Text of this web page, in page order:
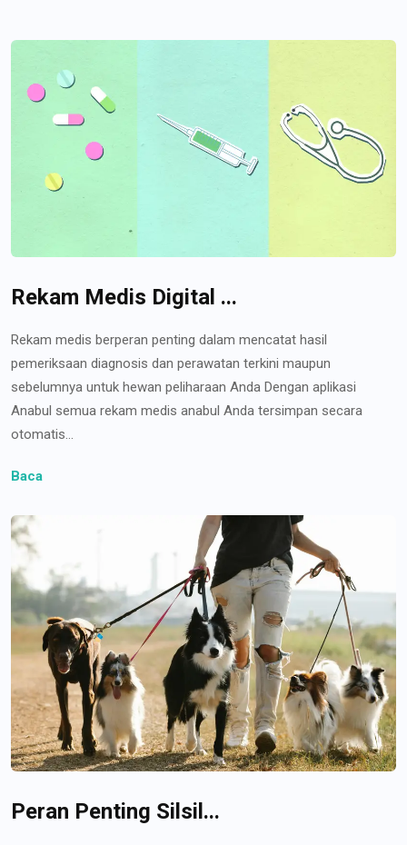
Rekam Medis Digital ...
Rekam medis berperan penting dalam mencatat hasil
pemeriksaan diagnosis dan perawatan terkini maupun
sebelumnya untuk hewan peliharaan Anda Dengan aplikasi
Anabul semua rekam medis anabul Anda tersimpan secara
otomatis...
Baca
Peran Penting Silsil...